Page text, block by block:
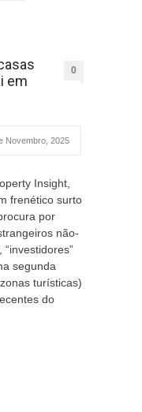
em
0
Novembro, 2025
Insight,
frenético surto
por
não-
segunda
turísticas)
do